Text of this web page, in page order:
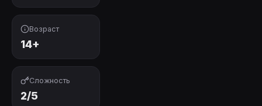
Возраст
14+
Сложность
2/5